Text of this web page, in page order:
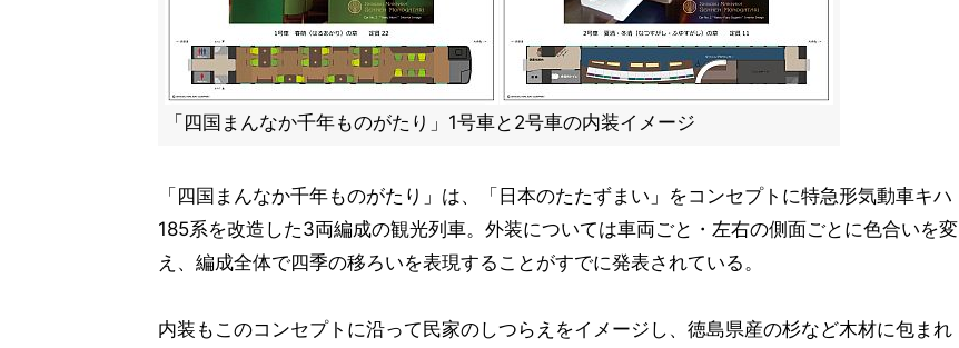
「四国まんなか千年ものがたり」1号車と2号車の内装イメージ
「四国まんなか千年ものがたり」は、「日本のたたずまい」をコンセプトに特急形気動車キハ
185系を改造した3両編成の観光列車。外装については車両ごと・左右の側面ごとに色合いを変
え、編成全体で四季の移ろいを表現することがすでに発表されている。
内装もこのコンセプトに沿って民家のしつらえをイメージし、徳島県産の杉など木材に包まれ